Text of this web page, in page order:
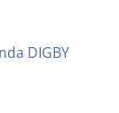
DIGBY